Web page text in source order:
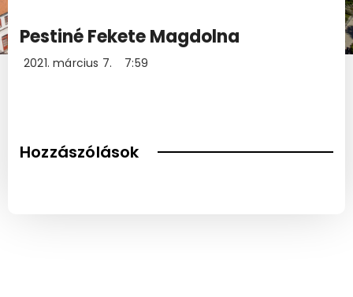
Pestiné Fekete Magdolna
2021. március 7. 7:59
Hozzászólások